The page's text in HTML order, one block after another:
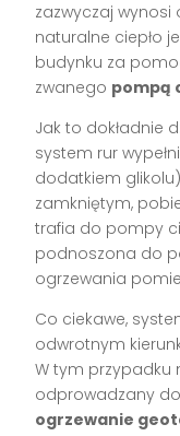
zazwyczaj wynosi
naturalne ciepło
budynku za
zwanego pompą
Jak to dokładnie
system rur
dodatkiem
zamkniętym,
trafia do pompy
podnoszona do
ogrzewania
Co ciekawe,
odwrotnym
W tym przypadku
odprowadzany
ogrzewanie